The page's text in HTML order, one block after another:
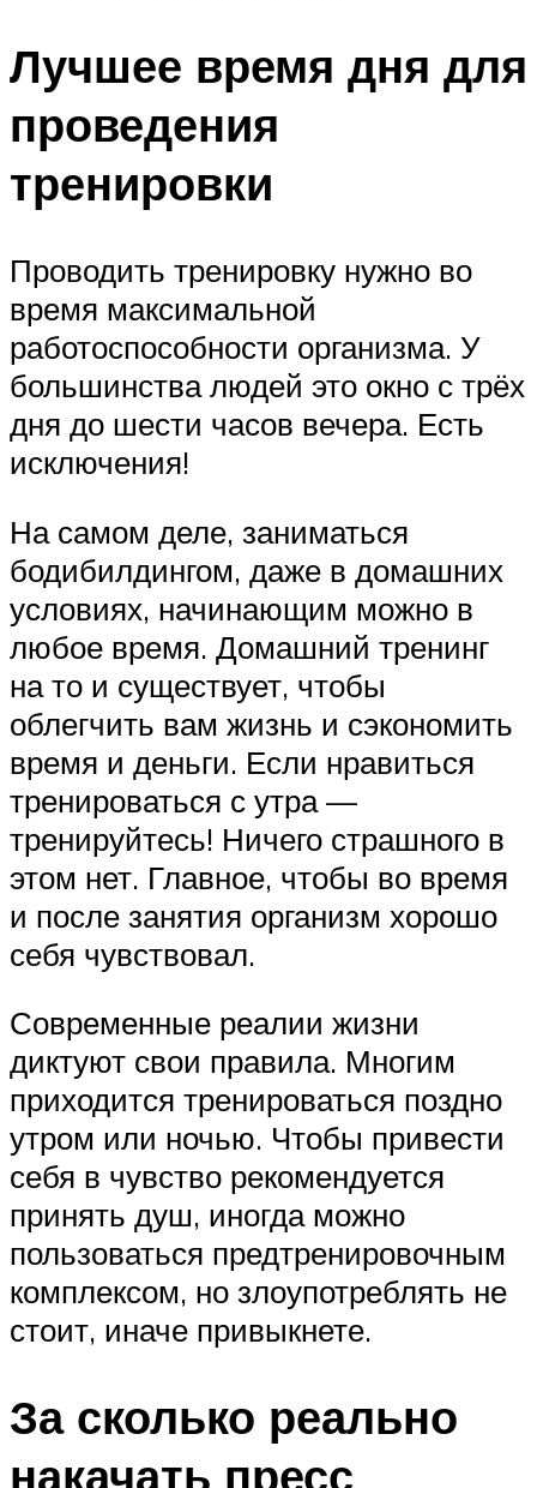
Лучшее время дня для
проведения
тренировки
Проводить тренировку нужно во
время максимальной
работоспособности организма. У
большинства людей это окно с трёх
дня до шести часов вечера. Есть
исключения!
На самом деле, заниматься
бодибилдингом, даже в домашних
условиях, начинающим можно в
любое время. Домашний тренинг
на то и существует, чтобы
облегчить вам жизнь и сэкономить
время и деньги. Если нравиться
тренироваться с утра —
тренируйтесь! Ничего страшного в
этом нет. Главное, чтобы во время
и после занятия организм хорошо
себя чувствовал.
Современные реалии жизни
диктуют свои правила. Многим
приходится тренироваться поздно
утром или ночью. Чтобы привести
себя в чувство рекомендуется
принять душ, иногда можно
пользоваться предтренировочным
комплексом, но злоупотреблять не
стоит, иначе привыкнете.
За сколько реально
накачать пресс